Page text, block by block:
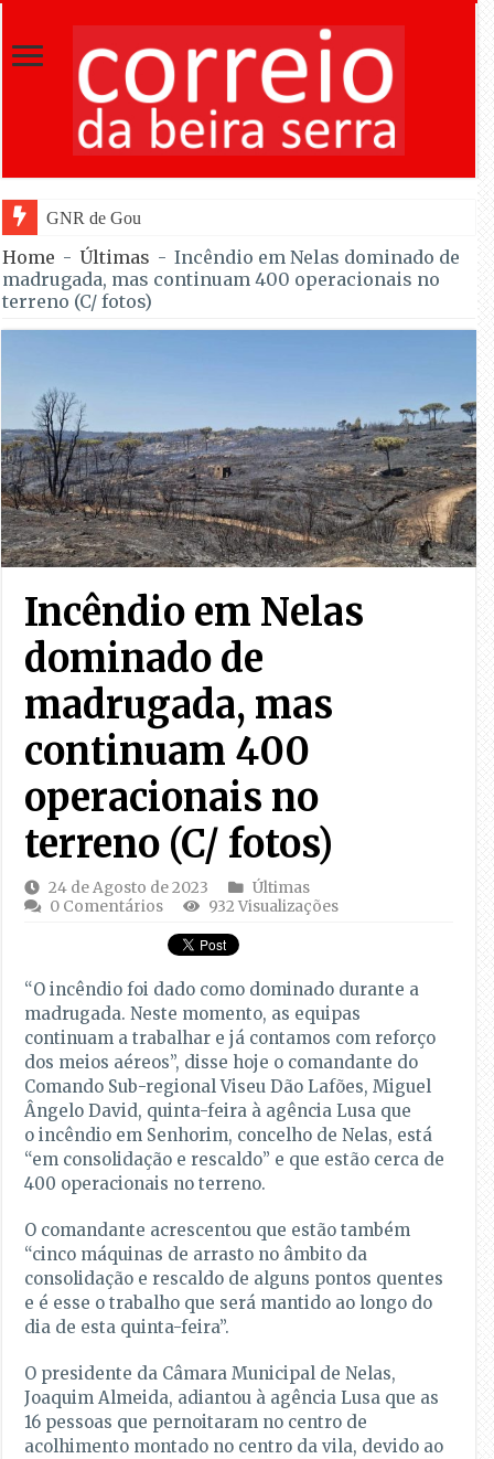
GNR de Gouveia desmantelou alegada rede d
Home - Últimas - Incêndio em Nelas dominado de
madrugada, mas continuam 400 operacionais no
terreno (C/ fotos)
Incêndio em Nelas
dominado de
madrugada, mas
continuam 400
operacionais no
terreno (C/ fotos)
24 de Agosto de 2023
Últimas
0 Comentários
932 Visualizações
“O incêndio foi dado como dominado durante a
madrugada. Neste momento, as equipas
continuam a trabalhar e já contamos com reforço
dos meios aéreos”, disse hoje o comandante do
Comando Sub-regional Viseu Dão Lafões, Miguel
Ângelo David, quinta-feira à agência Lusa que
o incêndio em Senhorim, concelho de Nelas, está
“em consolidação e rescaldo” e que estão cerca de
400 operacionais no terreno.
O comandante acrescentou que estão também
“cinco máquinas de arrasto no âmbito da
consolidação e rescaldo de alguns pontos quentes
e é esse o trabalho que será mantido ao longo do
dia de esta quinta-feira”.
O presidente da Câmara Municipal de Nelas,
Joaquim Almeida, adiantou à agência Lusa que as
16 pessoas que pernoitaram no centro de
acolhimento montado no centro da vila, devido ao